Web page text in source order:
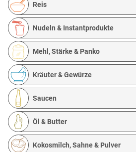
Reis
Nudeln & Instantprodukte
Mehl, Stärke & Panko
Kräuter & Gewürze
Saucen
Öl & Butter
Kokosmilch, Sahne & Pulver